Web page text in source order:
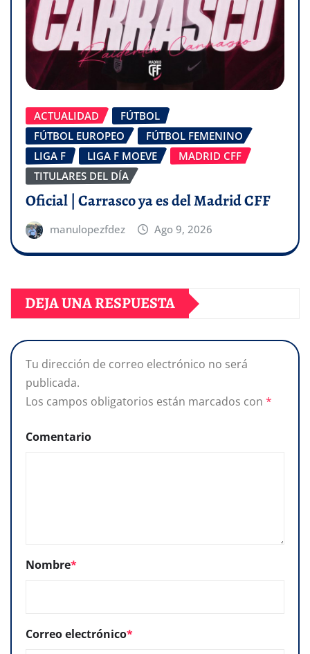
ACTUALIDAD
FÚTBOL
FÚTBOL EUROPEO
FÚTBOL FEMENINO
LIGA F
LIGA F MOEVE
MADRID CFF
TITULARES DEL DÍA
Oficial | Carrasco ya es del Madrid CFF
manulopezfdez Ago 9, 2026
DEJA UNA RESPUESTA
Tu dirección de correo electrónico no será
publicada.
Los campos obligatorios están marcados con *
Comentario
Nombre*
Correo electrónico*